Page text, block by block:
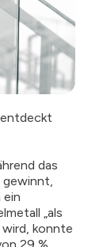
das
gewinnt,
„als
wird, konnte